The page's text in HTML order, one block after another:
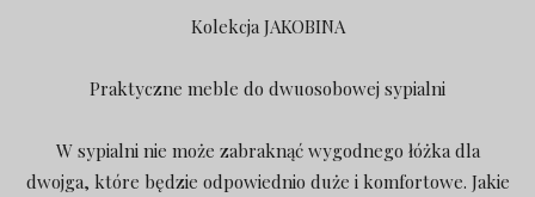
Kolekcja JAKOBINA
Praktyczne meble do dwuosobowej sypialni
W sypialni nie może zabraknąć wygodnego łóżka dla
dwojga, które będzie odpowiednio duże i komfortowe. Jakie